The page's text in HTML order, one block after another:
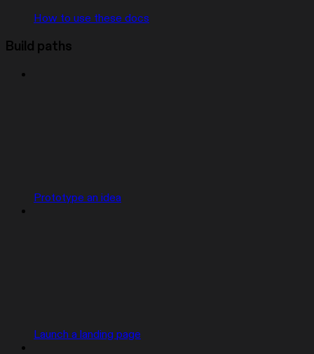
How to use these docs
Build paths
Prototype an idea
Launch a landing page